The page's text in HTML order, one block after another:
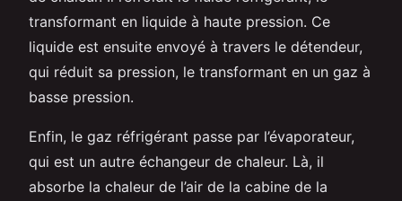
transformant en liquide à haute pression. Ce
liquide est ensuite envoyé à travers le détendeur,
qui réduit sa pression, le transformant en un gaz à
basse pression.
Enfin, le gaz réfrigérant passe par l’évaporateur,
qui est un autre échangeur de chaleur. Là, il
absorbe la chaleur de l’air de la cabine de la